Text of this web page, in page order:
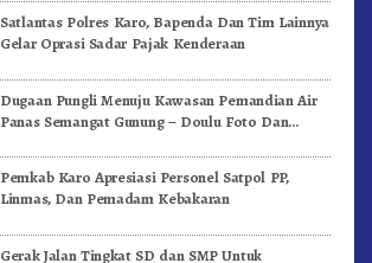
Satlantas Polres Karo, Bapenda Dan Tim Lainnya
Gelar Oprasi Sadar Pajak Kenderaan
Dugaan Pungli Menuju Kawasan Pemandian Air
Panas Semangat Gunung – Doulu Foto Dan
Pemkab Karo Apresiasi Personel Satpol PP,
Linmas, Dan Pemadam Kebakaran
Gerak Jalan Tingkat SD dan SMP Untuk